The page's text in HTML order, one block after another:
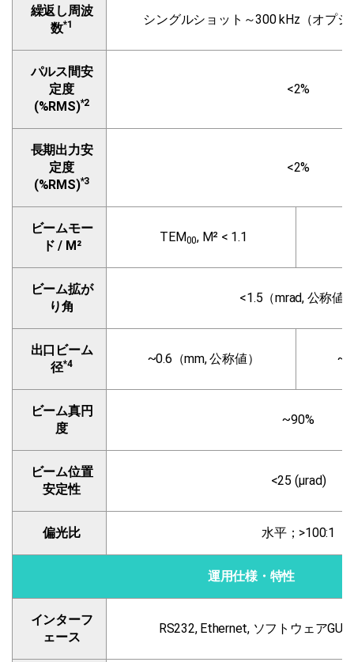
繰返し周波
数*1 シングルショット～300 kHz（オプシ
パルス間安
定度
(%RMS)*2
<2%
長期出力安
定度
(%RMS)*3
<2%
ビームモー
ド / M²
TEM00, M² < 1.1
ビーム拡が
り角
<1.5（mrad, 公称値
出口ビーム
径*4 ~0.6（mm, 公称値）
ビーム真円
度
~90%
ビーム位置
安定性
<25 (µrad)
偏光比 水平；>100:1
運用仕様・特性
インターフ
ェース
RS232, Ethernet, ソフトウェア